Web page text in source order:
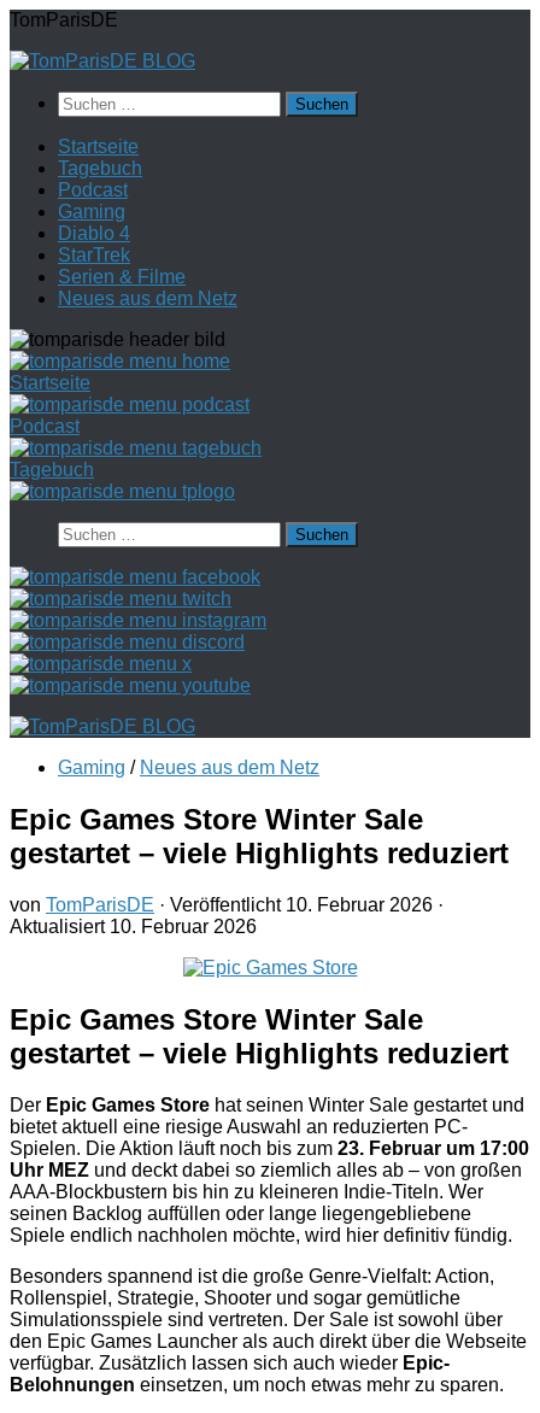
Zum
springen
TomParisDE
Suchen
nach:
Startseite
Tagebuch
Podcast
Gaming
Diablo 4
StarTrek
Serien & Filme
Neues aus dem Netz
Startseite
Podcast
Tagebuch
Suchen
nach:
Gaming / Neues aus dem Netz
Epic Games Store Winter Sale
gestartet – viele Highlights reduziert
von TomParisDE · Veröffentlicht 10. Februar 2026 ·
Aktualisiert 10. Februar 2026
Epic Games Store Winter Sale
gestartet – viele Highlights reduziert
Der Epic Games Store hat seinen Winter Sale gestartet und
bietet aktuell eine riesige Auswahl an reduzierten PC-
Spielen. Die Aktion läuft noch bis zum 23. Februar um 17:00
Uhr MEZ und deckt dabei so ziemlich alles ab – von großen
AAA-Blockbustern bis hin zu kleineren Indie-Titeln. Wer
seinen Backlog auffüllen oder lange liegengebliebene
Spiele endlich nachholen möchte, wird hier definitiv fündig.
Besonders spannend ist die große Genre-Vielfalt: Action,
Rollenspiel, Strategie, Shooter und sogar gemütliche
Simulationsspiele sind vertreten. Der Sale ist sowohl über
den Epic Games Launcher als auch direkt über die Webseite
verfügbar. Zusätzlich lassen sich auch wieder Epic-
Belohnungen einsetzen, um noch etwas mehr zu sparen.